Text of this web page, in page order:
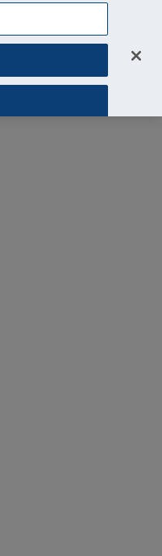
Accedi all'area riservata